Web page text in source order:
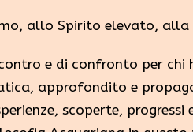
allo Spirito elevato,
e di confronto per
approfondito e
scoperte,